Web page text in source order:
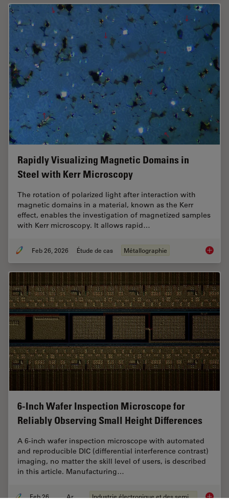
Rapidly Visualizing Magnetic Domains in
Steel with Kerr Microscopy
The rotation of polarized light after interaction with
magnetic domains in a material, known as the Kerr
effect, enables the investigation of magnetized samples
with Kerr microscopy. It allows rapid…
Feb 26, 2026 Étude de cas Métallographie
6-Inch Wafer Inspection Microscope for
Reliably Observing Small Height Differences
A 6-inch wafer inspection microscope with automated
and reproducible DIC (differential interference contrast)
imaging, no matter the skill level of users, is described
in this article. Manufacturing…
Feb 26, 2026 Article Industrie électronique et des semi-conducteurs 6-Inch